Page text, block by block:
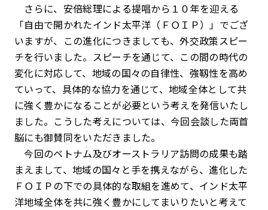
さらに、安倍総理による提唱から１０年を迎える
「自由で開かれたインド太平洋（ＦＯＩＰ）」でござ
いますが、この進化につきましても、外交政策スピー
チを行いました。スピーチを通じて、この間の時代の
変化に対応して、地域の国々の自律性、強靱性を高め
ていって、具体的な協力を通じて、地域全体として共
に強く豊かになることが必要という考えを発信いたし
ました。こうした考えについては、今回会談した両首
脳にも御賛同をいただきました。
今回のベトナム及びオーストラリア訪問の成果も踏
まえまして、地域の国々と手を携えながら、進化した
ＦＯＩＰの下での具体的な取組を進めて、インド太平
洋地域全体を共に強く豊かにしてまいりたいと考えて